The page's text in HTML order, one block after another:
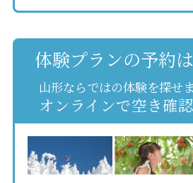
体験プランの予約
山形ならではの体験を探せ
オンラインで空き確